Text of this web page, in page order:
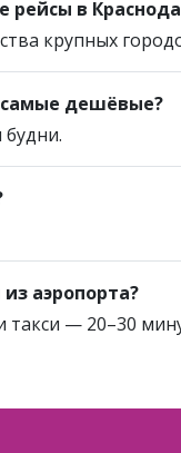
рейсы в
крупных
дешёвые?
аэропорта?
такси — 20–30